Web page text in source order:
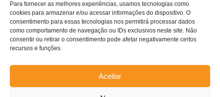
Para fornecer as melhores experiências, usamos tecnologias como
cookies para armazenar e/ou acessar informações do dispositivo. O
consentimento para essas tecnologias nos permitirá processar dados
como comportamento de navegação ou IDs exclusivos neste site. Não
consentir ou retirar o consentimento pode afetar negativamente certos
recursos e funções.
Aceitar
Rua Joventina da Rocha, 289 – Heliópolis
Belo Horizonte – MG | Brasil.
Se inscreva na nossa newsletter!